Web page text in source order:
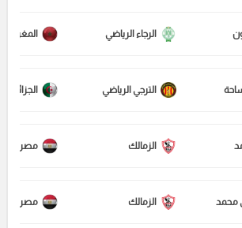
الرجاء الرياضي المغرب
الترجي الرياضي الجزائر
الزمالك مصر
الزمالك مصر